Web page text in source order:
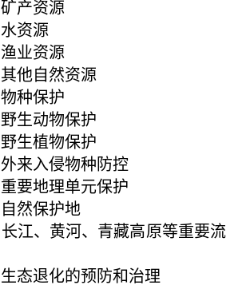
矿产资源
水资源
渔业资源
其他自然资源
物种保护
野生动物保护
野生植物保护
外来入侵物种防控
重要地理单元保护
自然保护地
长江、黄河、青藏高原等重要流
生态退化的预防和治理